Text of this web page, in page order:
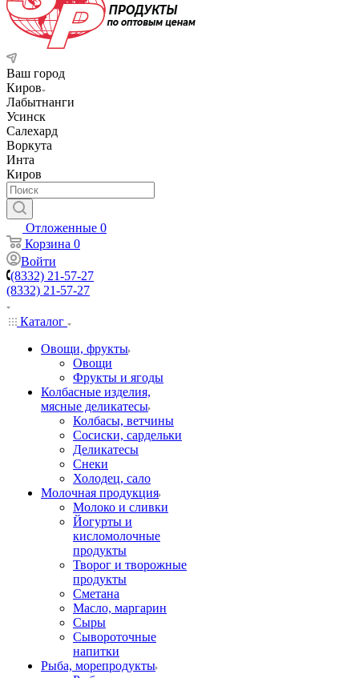
Ваш город
Киров
Лабытнанги
Усинск
Салехард
Воркута
Инта
Киров
Отложенные 0
Корзина 0
Войти
(8332) 21-57-27
(8332) 21-57-27
Каталог
Овощи, фрукты
Овощи
Фрукты и ягоды
Колбасные изделия,
мясные деликатесы
Колбасы, ветчины
Сосиски, сардельки
Деликатесы
Снеки
Холодец, сало
Молочная продукция
Молоко и сливки
Йогурты и
кисломолочные
продукты
Творог и творожные
продукты
Сметана
Масло, маргарин
Сыры
Сывороточные
напитки
Рыба, морепродукты